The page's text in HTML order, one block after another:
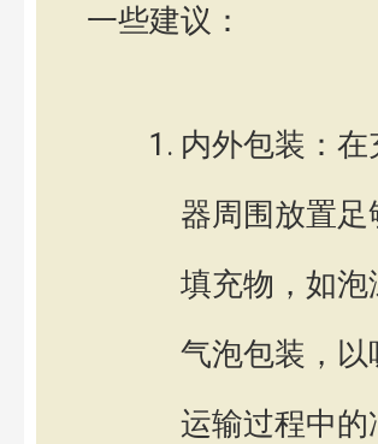
一些建议：
内外包装：在
器周围放置足
填充物，如泡
气泡包装，以
运输过程中的